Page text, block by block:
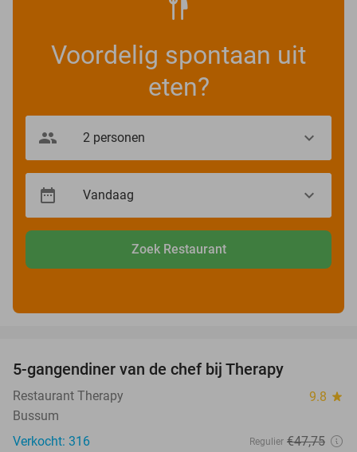
Voordelig spontaan uit
eten?
Zoek Restaurant
5-gangendiner van de chef bij Therapy
Restaurant Therapy 9.8 star
Bussum
Verkocht: 316
Regulier €47,75